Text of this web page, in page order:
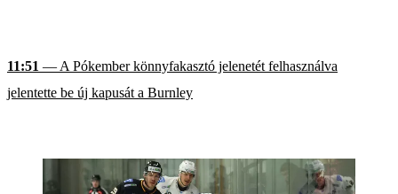
11:51 — A Pókember könnyfakasztó jelenetét felhasználva
jelentette be új kapusát a Burnley